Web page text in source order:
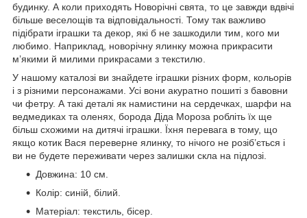
будинку. А коли приходять Новорічні свята, то це завжди вдвічі
більше веселощів та відповідальності. Тому так важливо
підібрати іграшки та декор, які б не зашкодили тим, кого ми
любимо. Наприклад, новорічну ялинку можна прикрасити
м’якими й милими прикрасами з текстилю.
У нашому каталозі ви знайдете іграшки різних форм, кольорів
і з різними персонажами. Усі вони акуратно пошиті з бавовни
чи фетру. А такі деталі як намистини на сердечках, шарфи на
ведмедиках та оленях, борода Діда Мороза робліть їх ще
більш схожими на дитячі іграшки. Їхня перевага в тому, що
якщо котик Вася переверне ялинку, то нічого не розіб’ється і
ви не будете переживати через залишки скла на підлозі.
Довжина: 10 см.
Колір: синій, білий.
Матеріал: текстиль, бісер.